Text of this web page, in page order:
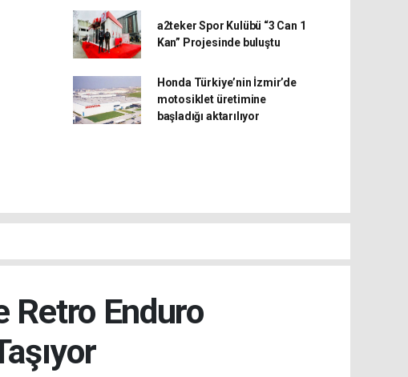
a2teker Spor Kulübü “3 Can 1
Kan” Projesinde buluştu
Honda Türkiye’nin İzmir’de
motosiklet üretimine
başladığı aktarılıyor
Retro Enduro